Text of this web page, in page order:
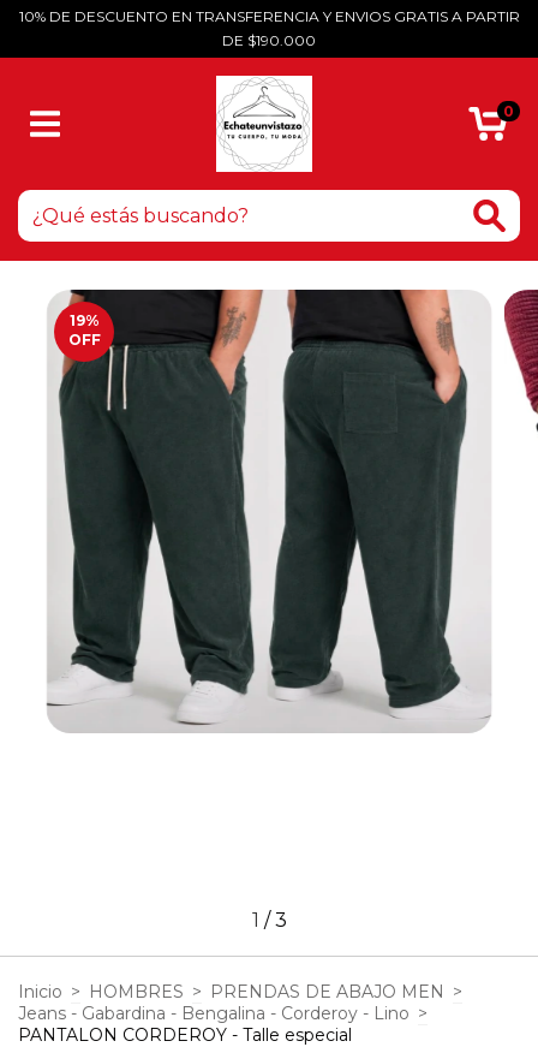
10% DE DESCUENTO EN TRANSFERENCIA Y ENVIOS GRATIS A PARTIR
DE $190.000
0
19%
OFF
1 /3
Inicio > HOMBRES > PRENDAS DE ABAJO MEN >
Jeans - Gabardina - Bengalina - Corderoy - Lino >
PANTALON CORDEROY - Talle especial